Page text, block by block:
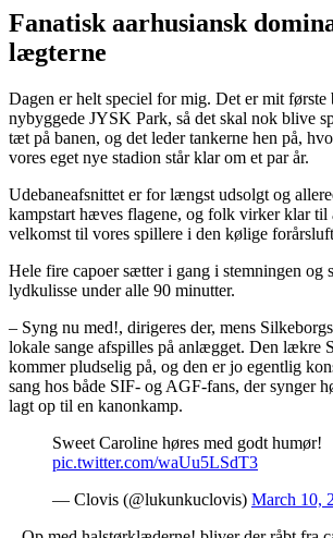
Fanatisk aarhusiansk
lægterne
Dagen er helt speciel for mig. Det er mit første
nybyggede JYSK Park, så det skal nok blive
tæt på banen, og det leder tankerne hen på,
vores eget nye stadion står klar om et par år.
Udebaneafsnittet er for længst udsolgt og
kampstart hæves flagene, og folk virker klar til
velkomst til vores spillere i den kølige
Hele fire capoer sætter i gang i stemningen og
lydkulisse under alle 90 minutter.
– Syng nu med!, dirigeres der, mens
lokale sange afspilles på anlægget. Den lækre
kommer pludselig på, og den er jo egentlig
sang hos både SIF- og AGF-fans, der synger
lagt op til en kanonkamp.
Sweet Caroline høres med godt humør!
pic.twitter.com/waUu5LSdT3
— Clovis (@lukunkuclovis) March 10,